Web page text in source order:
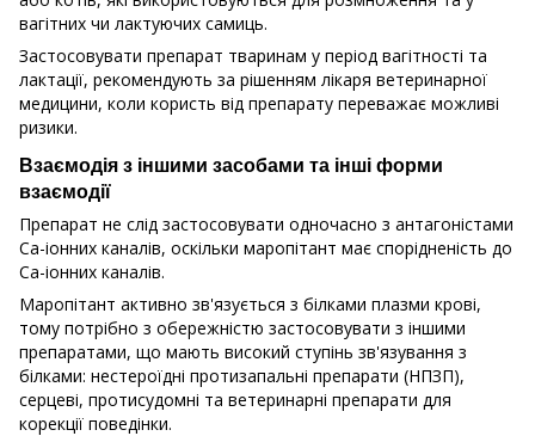
вагітних чи лактуючих самиць.
Застосовувати препарат тваринам у період вагітності та
лактації, рекомендують за рішенням лікаря ветеринарної
медицини, коли користь від препарату переважає можливі
ризики.
Взаємодія з іншими засобами та інші форми
взаємодії
Препарат не слід застосовувати одночасно з антагоністами
Са-іонних каналів, оскільки маропітант має спорідненість до
Са-іонних каналів.
Маропітант активно зв'язується з білками плазми крові,
тому потрібно з обережністю застосовувати з іншими
препаратами, що мають високий ступінь зв'язування з
білками: нестероїдні протизапальні препарати (НПЗП),
серцеві, протисудомні та ветеринарні препарати для
корекції поведінки.